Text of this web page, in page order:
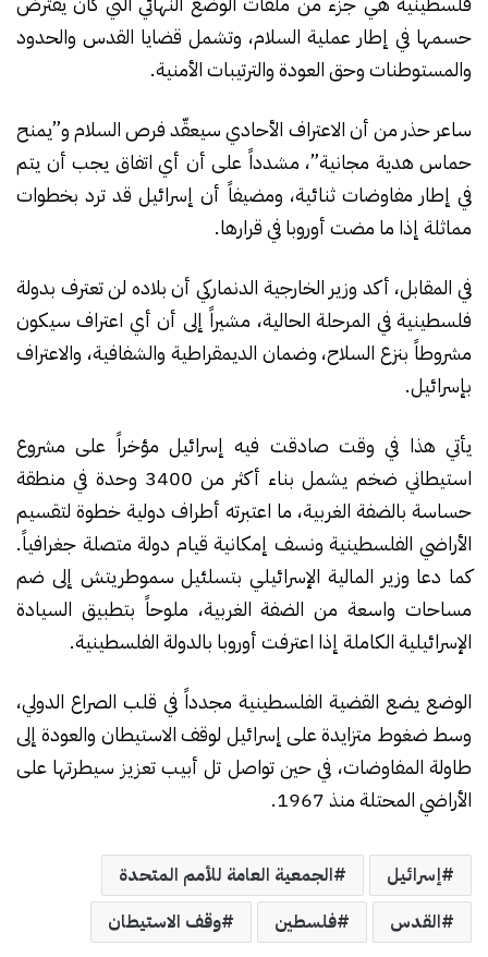
حسمها في إطار عملية السلام، وتشمل قضايا القدس والحدود
والمستوطنات وحق العودة والترتيبات الأمنية.
ساعر حذر من أن الاعتراف الأحادي سيعقّد فرص السلام و”يمنح
حماس هدية مجانية”، مشدداً على أن أي اتفاق يجب أن يتم
في إطار مفاوضات ثنائية، ومضيفاً أن إسرائيل قد ترد بخطوات
مماثلة إذا ما مضت أوروبا في قرارها.
في المقابل، أكد وزير الخارجية الدنماركي أن بلاده لن تعترف بدولة
فلسطينية في المرحلة الحالية، مشيراً إلى أن أي اعتراف سيكون
مشروطاً بنزع السلاح، وضمان الديمقراطية والشفافية، والاعتراف
بإسرائيل.
يأتي هذا في وقت صادقت فيه إسرائيل مؤخراً على مشروع
استيطاني ضخم يشمل بناء أكثر من 3400 وحدة في منطقة
حساسة بالضفة الغربية، ما اعتبرته أطراف دولية خطوة لتقسيم
الأراضي الفلسطينية ونسف إمكانية قيام دولة متصلة جغرافياً.
كما دعا وزير المالية الإسرائيلي بتسلئيل سموطريتش إلى ضم
مساحات واسعة من الضفة الغربية، ملوحاً بتطبيق السيادة
الإسرائيلية الكاملة إذا اعترفت أوروبا بالدولة الفلسطينية.
الوضع يضع القضية الفلسطينية مجدداً في قلب الصراع الدولي،
وسط ضغوط متزايدة على إسرائيل لوقف الاستيطان والعودة إلى
طاولة المفاوضات، في حين تواصل تل أبيب تعزيز سيطرتها على
الأراضي المحتلة منذ 1967.
إسرائيل
الجمعية العامة للأمم المتحدة
القدس
فلسطين وقف الاستيطان